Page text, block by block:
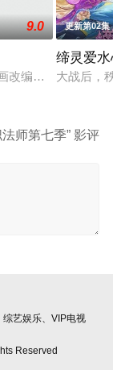
。这里的仙子因
9.0
改编自同名小说
更新第02集
缔灵爱
大战后，
法师第七季” 影评
艺娱乐、VIP电视
Reserved